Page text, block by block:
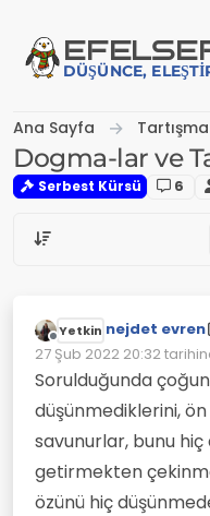
EFE
DÜŞÜNCE,
Ana Sayfa Tartışma
Dogma-lar ve
Serbest Kürsü 6
Çevrimdışı
Yetkin nejdet evren
27 Şub 2022 20:32
Son düzenleyen: nejdet
Sorulduğunda
düşünmediklerini, ön
savunurlar, bunu hiç
getirmekten
özünü hiç